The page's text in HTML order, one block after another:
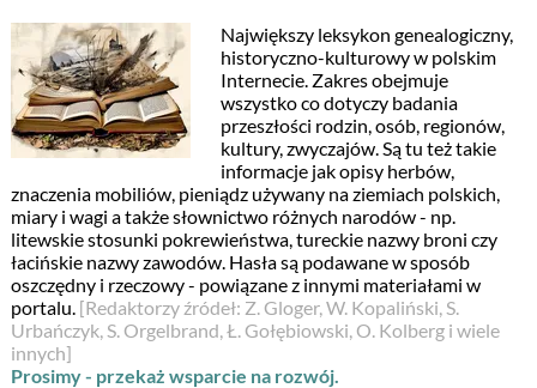
Największy leksykon genealogiczny,
historyczno-kulturowy w polskim
Internecie. Zakres obejmuje
wszystko co dotyczy badania
przeszłości rodzin, osób, regionów,
kultury, zwyczajów. Są tu też takie
informacje jak opisy herbów,
znaczenia mobiliów, pieniądz używany na ziemiach polskich,
miary i wagi a także słownictwo różnych narodów - np.
litewskie stosunki pokrewieństwa, tureckie nazwy broni czy
łacińskie nazwy zawodów. Hasła są podawane w sposób
oszczędny i rzeczowy - powiązane z innymi materiałami w
portalu. [Redaktorzy źródeł: Z. Gloger, W. Kopaliński, S.
Urbańczyk, S. Orgelbrand, Ł. Gołębiowski, O. Kolberg i wiele
innych]
Prosimy - przekaż wsparcie na rozwój.